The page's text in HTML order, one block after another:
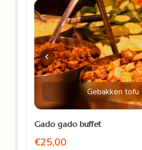
Gebakken tofu
Gado gado buffet
€25,00